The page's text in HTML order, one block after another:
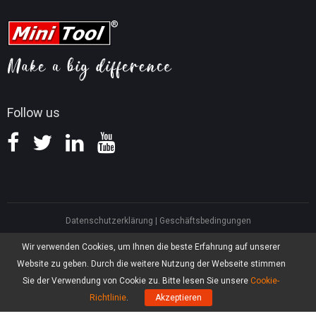
Wir verwenden Cookies, um Ihnen die beste Erfahrung auf unserer
Website zu geben. Durch die weitere Nutzung der Webseite stimmen
Sie der Verwendung von Cookie zu. Bitte lesen Sie unsere Cookie-
Richtlinie. Akzeptieren
Follow us
Tipps für Videokonvertierung
Tipps für Bildschirmaufnahmen
Wissensdatenbank
Hilfe
Datenschutzerklärung
Geschäftsbedingungen
North America, Canada, Unit 170 - 422, Richards Street, Vancouver, British
Asia, Hong Kong, Suite 820,8/F., Ocean Centre, Harbour City, 5 Canton Road,
Tsim Sha Tsui, Kowloon
MiniTool Software Limited, Alle Rechte vorbehalten.